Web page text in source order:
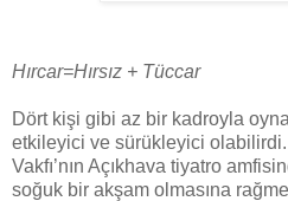
Hırcar=Hırsız + Tüccar
Dört kişi gibi az bir kadroyla
etkileyici ve sürükleyici
Vakfı’nın Açıkhava tiyatro
soğuk bir akşam olmasına